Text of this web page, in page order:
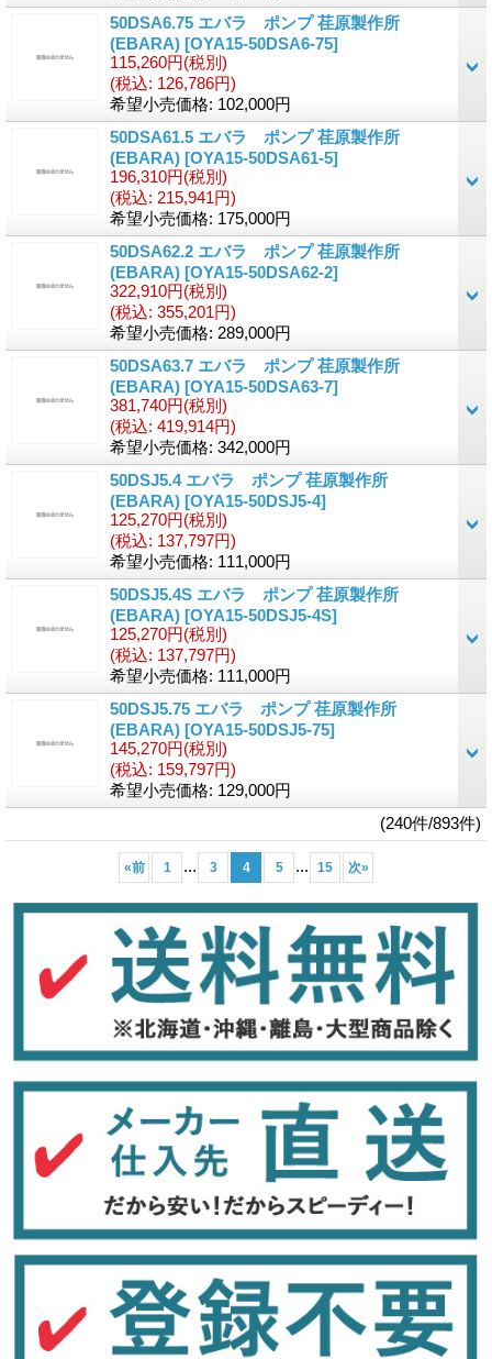
50DSA6.75 エバラ ポンプ 荏原製作所
(EBARA) [OYA15-50DSA6-75]
115,260円(税別)
(税込: 126,786円)
希望小売価格: 102,000円
50DSA61.5 エバラ ポンプ 荏原製作所
(EBARA) [OYA15-50DSA61-5]
196,310円(税別)
(税込: 215,941円)
希望小売価格: 175,000円
50DSA62.2 エバラ ポンプ 荏原製作所
(EBARA) [OYA15-50DSA62-2]
322,910円(税別)
(税込: 355,201円)
希望小売価格: 289,000円
50DSA63.7 エバラ ポンプ 荏原製作所
(EBARA) [OYA15-50DSA63-7]
381,740円(税別)
(税込: 419,914円)
希望小売価格: 342,000円
50DSJ5.4 エバラ ポンプ 荏原製作所
(EBARA) [OYA15-50DSJ5-4]
125,270円(税別)
(税込: 137,797円)
希望小売価格: 111,000円
50DSJ5.4S エバラ ポンプ 荏原製作所
(EBARA) [OYA15-50DSJ5-4S]
125,270円(税別)
(税込: 137,797円)
希望小売価格: 111,000円
50DSJ5.75 エバラ ポンプ 荏原製作所
(EBARA) [OYA15-50DSJ5-75]
145,270円(税別)
(税込: 159,797円)
希望小売価格: 129,000円
(240件/893件)
«前 1 ... 3 4 5 ... 15 次»